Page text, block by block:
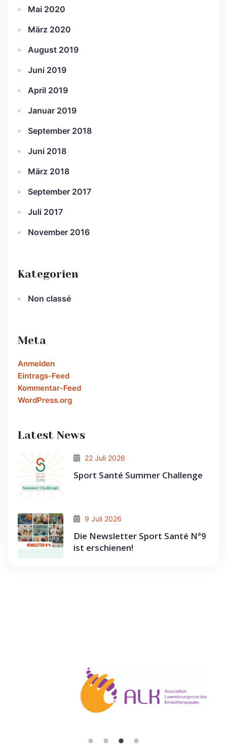
Mai 2020
März 2020
August 2019
Juni 2019
April 2019
Januar 2019
September 2018
Juni 2018
März 2018
September 2017
Juli 2017
November 2016
Kategorien
Non classé
Meta
Anmelden
Eintrags-Feed
Kommentar-Feed
WordPress.org
Latest News
22 Juli 2026
Sport Santé Summer Challenge
9 Juli 2026
Die Newsletter Sport Santé N°9
ist erschienen!